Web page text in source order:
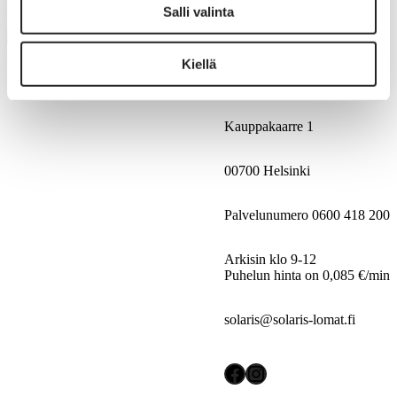
Salli valinta
Kiellä
Solaris-lomat ry
Kauppakaarre 1
00700 Helsinki
Palvelunumero 0600 418 200
Arkisin klo 9-12
Puhelun hinta on 0,085 €/min
solaris@solaris-lomat.fi
Facebook
Instagram